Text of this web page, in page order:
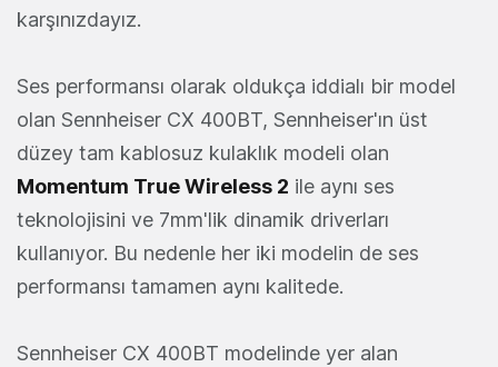
karşınızdayız.
Ses performansı olarak oldukça iddialı bir model
olan Sennheiser CX 400BT, Sennheiser'ın üst
düzey tam kablosuz kulaklık modeli olan
Momentum True Wireless 2 ile aynı ses
teknolojisini ve 7mm'lik dinamik driverları
kullanıyor. Bu nedenle her iki modelin de ses
performansı tamamen aynı kalitede.
Sennheiser CX 400BT modelinde yer alan